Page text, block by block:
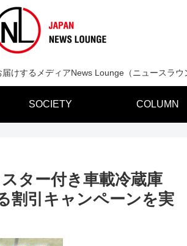
けするメディアNews Lounge（ニュースラウ
SOCIETY COLUMN
ター付き車載冷蔵庫
割引キャンペーンを実